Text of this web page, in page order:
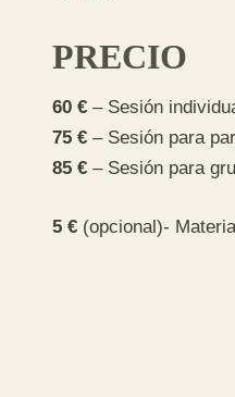
PRECIO
60 €– Sesión
75 €– Sesión para
85 €– Sesión para
5 €(opcional)-